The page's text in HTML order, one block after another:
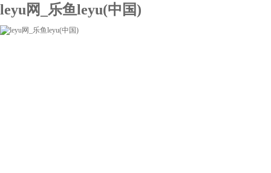
leyu网_乐鱼leyu(中国)